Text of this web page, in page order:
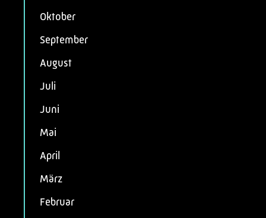
Oktober
September
August
Juli
Juni
Mai
April
März
Februar